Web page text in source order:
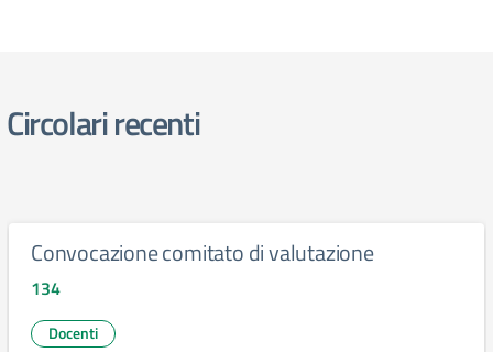
Circolari recenti
Convocazione comitato di valutazione
134
Docenti